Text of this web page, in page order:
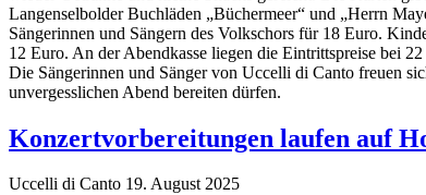
Langenselbolder Buchläden „Büchermeer“ und „Herrn
Sängerinnen und Sängern des Volkschors für 18 Euro.
12 Euro. An der Abendkasse liegen die Eintrittspreise bei
Die Sängerinnen und Sänger von Uccelli di Canto freuen
unvergesslichen Abend bereiten dürfen.
Konzertvorbereitungen laufen auf
Uccelli di Canto 19. August 2025